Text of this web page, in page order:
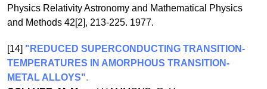
Physics Relativity Astronomy and Mathematical Physics
and Methods 42[2], 213-225. 1977.
[14] "REDUCED SUPERCONDUCTING TRANSITION-
TEMPERATURES IN AMORPHOUS TRANSITION-
METAL ALLOYS".